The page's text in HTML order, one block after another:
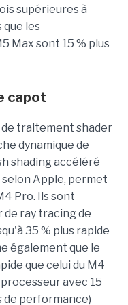
supérieures à
que les
Max sont 15 % plus
capot
de traitement shader
dynamique de
shading accéléré
Apple, permet
Pro. Ils sont
ray tracing de
35 % plus rapide
également que le
que celui du M4
avec 15
performance)